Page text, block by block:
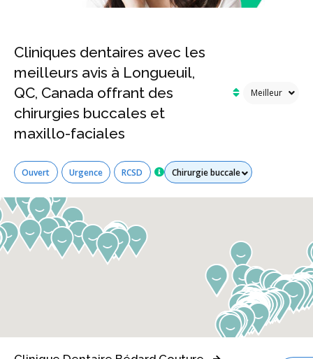
Cliniques dentaires avec les
meilleurs avis à Longueuil,
QC, Canada offrant des
chirurgies buccales et
maxillo-faciales
Ouvert Urgence RCSD Tous les services